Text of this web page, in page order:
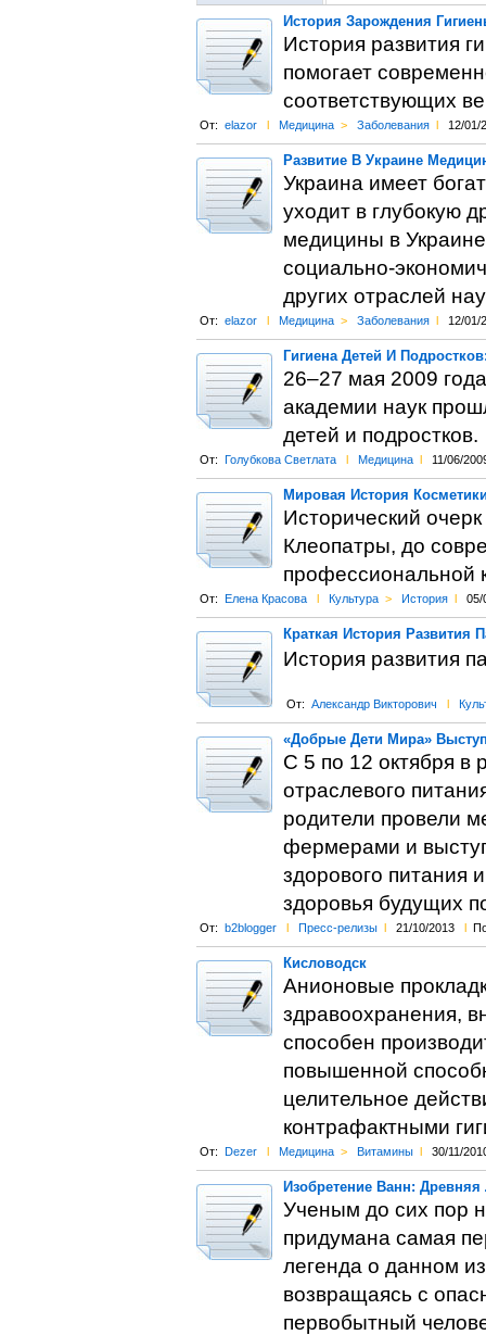
История Зарождения
История развития
помогает
соответствующих
От: elazor l Медицина > Заболевания l 12/01/
Развитие В Украине
Украина имеет
уходит в глубокую
медицины в
социально-
других отраслей
От: elazor l Медицина > Заболевания l 12/01/
Гигиена Детей И
26–27 мая 2009
академии наук
детей и подростков.
От: Голубкова Светлата l Медицина l 11/06/
Мировая История
Исторический
Клеопатры, до
профессиональной
От: Елена Красова l Культура > История l 05/
Краткая История Развития
История развития
От: Александр Викторович l
«Добрые Дети Мира»
С 5 по 12 октября в
отраслевого
родители провели
фермерами и
здорового питания
здоровья будущих
От: b2blogger l Пресс-релизы l 21/10/2013 l
Кисловодск
Анионовые
здравоохранения,
способен
повышенной
целительное
контрафактными
От: Dezer l Медицина > Витамины l 30/11/
Изобретение Ванн:
Ученым до сих пор
придумана самая
легенда о данном
возвращаясь с
первобытный